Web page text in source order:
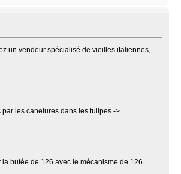
un vendeur spécialisé de vieilles italiennes,
les canelures dans les tulipes ->
butée de 126 avec le mécanisme de 126